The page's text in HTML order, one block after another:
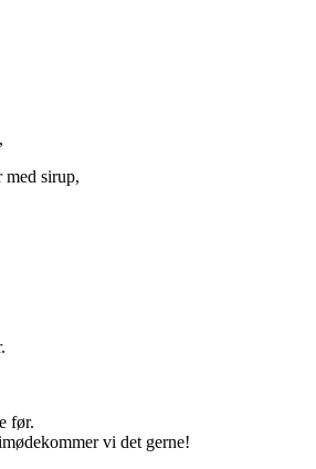
med sirup,
før.
vi det gerne!